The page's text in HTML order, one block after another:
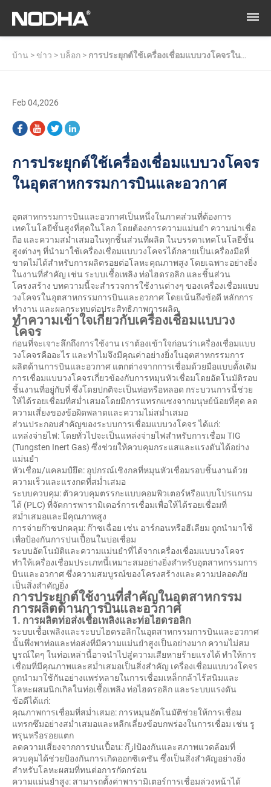
บ้าน >ข่าว >บล็อก > การประยุกต์ใช้เครื่องเชื่อมแบบวงโคจรใน
Feb 04,2026
การประยุกต์ใช้เครื่องเชื่อมแบบวงโคจร
ในอุตสาหกรรมการบินและอวกาศ
อุตสาหกรรมการบินและอวกาศเป็นหนึ่งในภาคส่วนที่ต้องการ
เทคโนโลยีขั้นสูงที่สุดในโลก โดยต้องการความแม่นยำ ความน่าเชื่อ
ถือ และความสม่ำเสมอในทุกชิ้นส่วนที่ผลิต ในบรรดาเทคโนโลยีขั้น
สูงต่างๆ ที่นำมาใช้เครื่องเชื่อมแบบวงโคจรได้กลายเป็นเครื่องมือที่
ขาดไม่ได้สำหรับการผลิตรอยต่อโลหะคุณภาพสูง โดยเฉพาะอย่างยิ่ง
ในงานที่สำคัญ เช่น ระบบเชื้อเพลิง ท่อไฮดรอลิก และชิ้นส่วน
โครงสร้าง บทความนี้จะสำรวจการใช้งานต่างๆ ของเครื่องเชื่อมแบบ
วงโคจรในอุตสาหกรรมการบินและอวกาศ โดยเน้นถึงข้อดี หลักการ
ทำงาน และผลกระทบต่อประสิทธิภาพการผลิต
ทำความเข้าใจเกี่ยวกับเครื่องเชื่อมแบบวง
โคจร
ก่อนที่จะเจาะลึกถึงการใช้งาน เราต้องเข้าใจก่อนว่าเครื่องเชื่อมแบบ
วงโคจรคืออะไร และทำไมจึงมีคุณค่าอย่างยิ่งในอุตสาหกรรมการ
ผลิตด้านการบินและอวกาศ แตกต่างจากการเชื่อมด้วยมือแบบดั้งเดิม
การเชื่อมแบบวงโคจรเกี่ยวข้องกับการหมุนหัวเชื่อมโดยอัตโนมัติรอบ
ชิ้นงานที่อยู่กับที่ ซึ่งโดยปกติจะเป็นท่อหรือหลอด กระบวนการนี้ช่วย
ให้ได้รอยเชื่อมที่สม่ำเสมอโดยมีการแทรกแซงจากมนุษย์น้อยที่สุด ลด
ความเสี่ยงของข้อผิดพลาดและความไม่สม่ำเสมอ
ส่วนประกอบสำคัญของระบบการเชื่อมแบบวงโคจร ได้แก่:
แหล่งจ่ายไฟ: โดยทั่วไปจะเป็นแหล่งจ่ายไฟสำหรับการเชื่อม TIG
(Tungsten Inert Gas) ซึ่งช่วยให้ควบคุมกระแสและแรงดันได้อย่าง
แม่นยำ
หัวเชื่อม/แคลมป์ยึด: อุปกรณ์เชิงกลที่หมุนหัวเชื่อมรอบชิ้นงานด้วย
ความเร็วและแรงกดที่สม่ำเสมอ
ระบบควบคุม: ตัวควบคุมตรรกะแบบคอมพิวเตอร์หรือแบบโปรแกรม
ได้ (PLC) ที่จัดการพารามิเตอร์การเชื่อมเพื่อให้ได้รอยเชื่อมที่
สม่ำเสมอและมีคุณภาพสูง
การจ่ายก๊าซปกคลุม: ก๊าซเฉื่อย เช่น อาร์กอนหรือฮีเลียม ถูกนำมาใช้
เพื่อป้องกันการปนเปื้อนในบ่อเชื่อม
ระบบอัตโนมัติและความแม่นยำที่ได้จากเครื่องเชื่อมแบบวงโคจร
ทำให้เครื่องเชื่อมประเภทนี้เหมาะสมอย่างยิ่งสำหรับอุตสาหกรรมการ
บินและอวกาศ ซึ่งความสมบูรณ์ของโครงสร้างและความปลอดภัย
เป็นสิ่งสำคัญยิ่ง
การประยุกต์ใช้งานที่สำคัญในอุตสาหกรรม
การผลิตด้านการบินและอวกาศ
1. การผลิตท่อส่งเชื้อเพลิงและท่อไฮดรอลิก
ระบบเชื้อเพลิงและระบบไฮดรอลิกในอุตสาหกรรมการบินและอวกาศ
นั้นพึ่งพาท่อและท่อส่งที่มีความแม่นยำสูงเป็นอย่างมาก ความไม่สม
บูรณ์ใดๆ ในท่อเหล่านี้อาจนำไปสู่ความเสียหายร้ายแรงได้ ทำให้การ
เชื่อมที่มีคุณภาพและสม่ำเสมอเป็นสิ่งสำคัญ เครื่องเชื่อมแบบวงโคจร
ถูกนำมาใช้กันอย่างแพร่หลายในการเชื่อมเหล็กกล้าไร้สนิมและ
โลหะผสมนิกเกิลในท่อเชื้อเพลิง ท่อไฮดรอลิก และระบบแรงดัน
ข้อดีได้แก่:
คุณภาพการเชื่อมที่สม่ำเสมอ: การหมุนอัตโนมัติช่วยให้การเชื่อม
แทรกซึมอย่างสม่ำเสมอและหลีกเลี่ยงข้อบกพร่องในการเชื่อม เช่น รู
พรุนหรือรอยแตก
ลดความเสี่ยงจากการปนเปื้อน: ก๊ازป้องกันและสภาพแวดล้อมที่
ควบคุมได้ช่วยป้องกันการเกิดออกซิเดชัน ซึ่งเป็นสิ่งสำคัญอย่างยิ่ง
สำหรับโลหะผสมที่ทนต่อการกัดกร่อน
ความแม่นยำสูง: สามารถตั้งค่าพารามิเตอร์การเชื่อมล่วงหน้าได้